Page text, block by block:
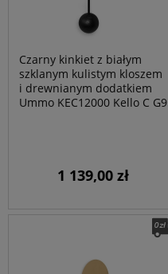
Czarny kinkiet z białym
szklanym kulistym kloszem
i drewnianym dodatkiem
Ummo KEC12000 Kello C G9
1 139,00 zł